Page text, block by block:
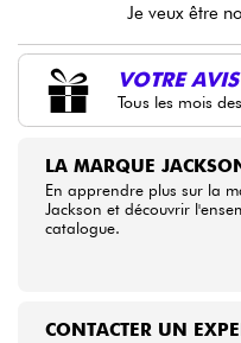
Packs
Je veux être
VOTRE
Tous les mois
LA MARQUE
En apprendre plus sur la
Jackson et découvrir
catalogue.
CONTACTER UN